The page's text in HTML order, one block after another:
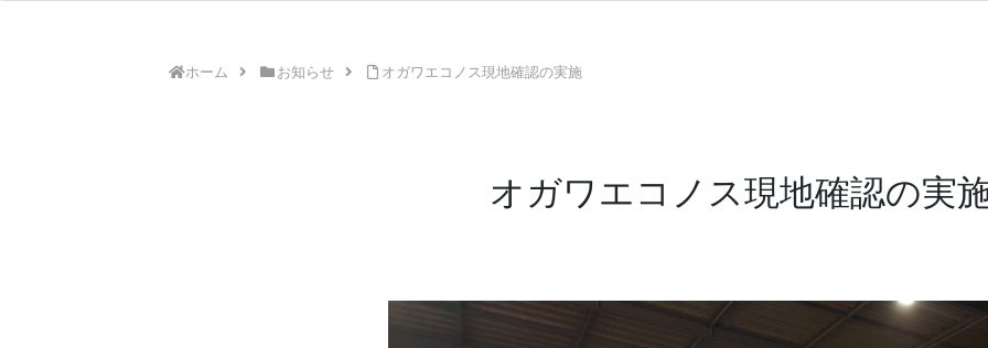
ホーム お知らせ オガワエコノス現地確認の実施
オガワエコノス現地確認の実